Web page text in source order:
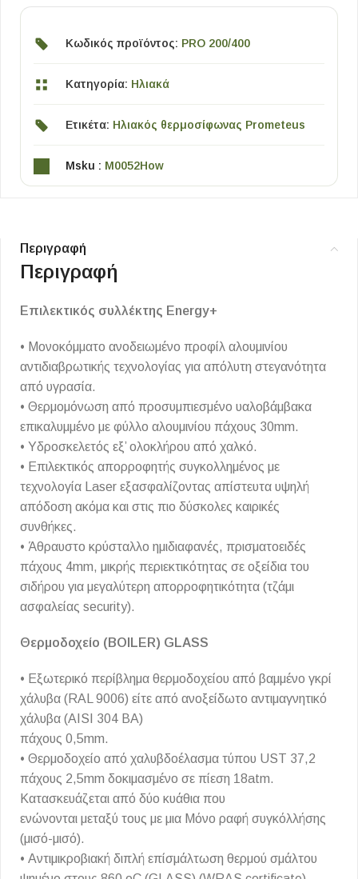
Κωδικός προϊόντος: PRO 200/400
Κατηγορία: Ηλιακά
Ετικέτα: Ηλιακός θερμοσίφωνας Prometeus
Msku : M0052How
Περιγραφή
Περιγραφή
Επιλεκτικός συλλέκτης Energy+
• Μονοκόμματο ανοδειωμένο προφίλ αλουμινίου
αντιδιαβρωτικής τεχνολογίας για απόλυτη στεγανότητα
από υγρασία.
• Θερμομόνωση από προσυμπιεσμένο υαλοβάμβακα
επικαλυμμένο με φύλλο αλουμινίου πάχους 30mm.
• Υδροσκελετός εξ’ ολοκλήρου από χαλκό.
• Επιλεκτικός απορροφητής συγκολλημένος με
τεχνολογία Laser εξασφαλίζοντας απίστευτα υψηλή
απόδοση ακόμα και στις πιο δύσκολες καιρικές
συνθήκες.
• Άθραυστο κρύσταλλο ημιδιαφανές, πρισματοειδές
πάχους 4mm, μικρής περιεκτικότητας σε οξείδια του
σιδήρου για μεγαλύτερη απορροφητικότητα (τζάμι
ασφαλείας security).
Θερμοδοχείο (BOILER) GLASS
• Εξωτερικό περίβλημα θερμοδοχείου από βαμμένο γκρί
χάλυβα (RAL 9006) είτε από ανοξείδωτο αντιμαγνητικό
χάλυβα (AISI 304 BA)
πάχους 0,5mm.
• Θερμοδοχείο από χαλυβδοέλασμα τύπου UST 37,2
πάχους 2,5mm δοκιμασμένο σε πίεση 18atm.
Κατασκευάζεται από δύο κυάθια που
ενώνονται μεταξύ τους με μια Μόνο ραφή συγκόλλήσης
(μισό-μισό).
• Αντιμικροβιακή διπλή επίσμάλτωση θερμού σμάλτου